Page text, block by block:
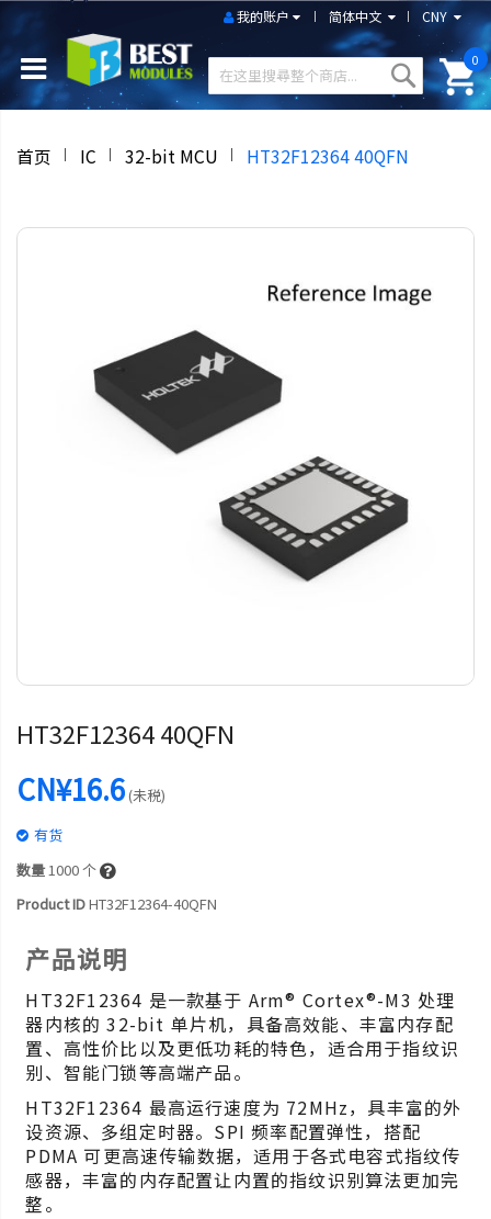
CNY
简体中文
我的账户
0
首页 IC 32-bit MCU HT32F12364 40QFN
HT32F12364 40QFN
CN¥16.6(未税)
有货
数量1000个
Product IDHT32F12364-40QFN
产品说明
HT32F12364 是一款基于 Arm® Cortex®-M3 处理
器内核的 32-bit 单片机，具备高效能、丰富内存配
置、高性价比以及更低功耗的特色，适合用于指纹识
别、智能门锁等高端产品。
HT32F12364 最高运行速度为 72MHz，具丰富的外
设资源、多组定时器。SPI 频率配置弹性，搭配
PDMA 可更高速传输数据，适用于各式电容式指纹传
感器，丰富的内存配置让内置的指纹识别算法更加完
整。